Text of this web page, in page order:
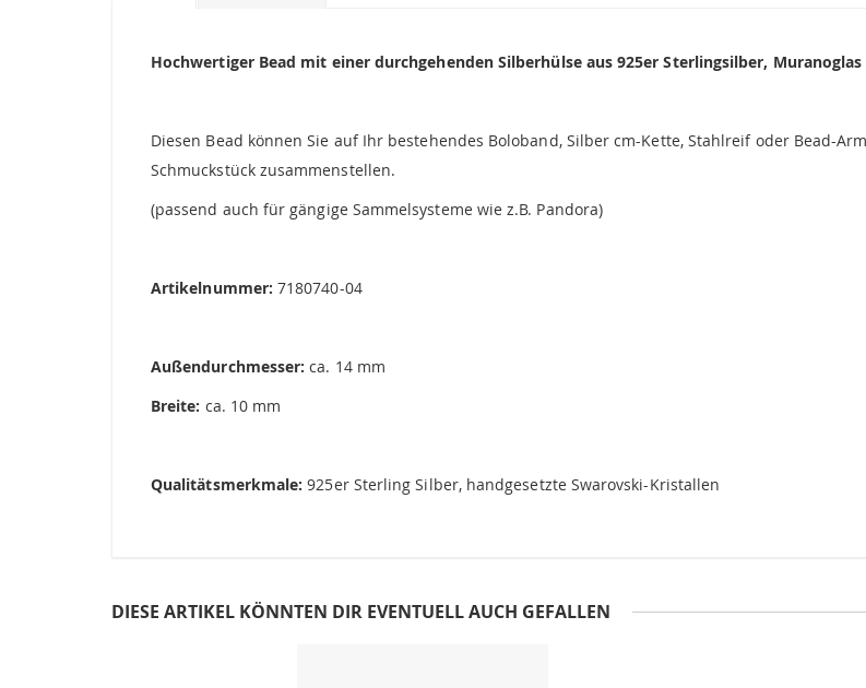
Hochwertiger Bead mit einer durchgehenden Silberhülse aus 925er Sterlingsilber,
Diesen Bead können Sie auf Ihr bestehendes Boloband, Silber cm-Kette, Stahlreif oder Bead-
Schmuckstück zusammenstellen.
(passend auch für gängige Sammelsysteme wie z.B. Pandora)
Artikelnummer: 7180740-04
Außendurchmesser: ca. 14 mm
Breite: ca. 10 mm
Qualitätsmerkmale: 925er Sterling Silber, handgesetzte Swarovski-Kristallen
DIESE ARTIKEL KÖNNTEN DIR EVENTUELL AUCH GEFALLEN